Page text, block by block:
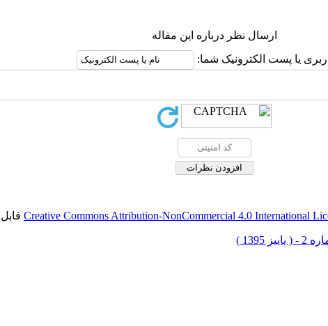
ارسال نظر درباره این مقاله
یا پست الکترونیک شما:
Creative Commons Attribution-NonCommercial 4.0 International